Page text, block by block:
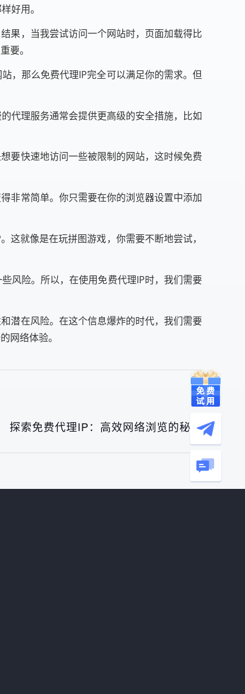
好用。
果，当我尝试访问一个网站时，页面加载得比
要。
，那么免费代理IP完全可以满足你的需求。但
代理服务通常会提供更高级的安全措施，比如
要快速地访问一些被限制的网站，这时候免费
非常简单。你只需要在你的浏览器设置中添加
就像是在玩拼图游戏，你需要不断地尝试，
风险。所以，在使用免费代理IP时，我们需要
潜在风险。在这个信息爆炸的时代，我们需要
网络体验。
探索免费代理IP：高效网络浏览的秘诀